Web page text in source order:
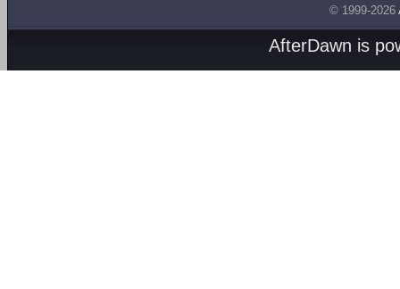
© 1999-2026
AfterDawn is